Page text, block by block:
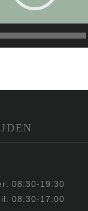
08:30-19:30
08:30-17:00